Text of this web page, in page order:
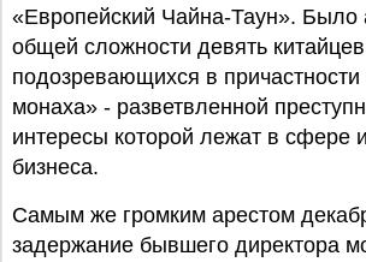
«Европейский Чайна-Таун». Было
общей сложности девять китайцев
подозревающихся в причастности
монаха» - разветвленной
интересы которой лежат в сфере
бизнеса.
Самым же громким арестом
задержание бывшего директора